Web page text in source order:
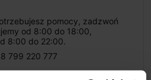
pomocy, zadzwoń
od 8:00 do 18:00,
8:00 do 22:00.
799 220 777